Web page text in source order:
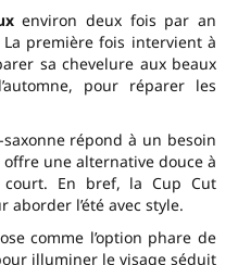
environ deux fois par an
première fois intervient à
sa chevelure aux beaux
pour réparer les
répond à un besoin
une alternative douce à
En bref, la Cup Cut
aborder l’été avec style.
comme l’option phare de
illuminer le visage séduit